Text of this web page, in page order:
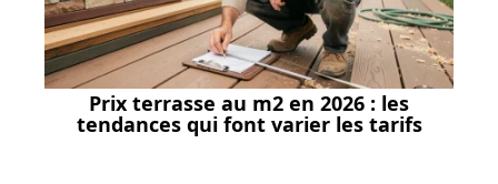
Prix terrasse au m2 en 2026 : les
tendances qui font varier les tarifs